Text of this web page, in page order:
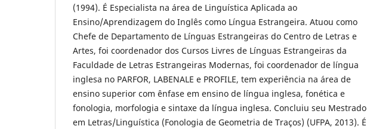
(1994). É Especialista na área de Linguística Aplicada ao
Ensino/Aprendizagem do Inglês como Língua Estrangeira. Atuou como
Chefe de Departamento de Línguas Estrangeiras do Centro de Letras e
Artes, foi coordenador dos Cursos Livres de Línguas Estrangeiras da
Faculdade de Letras Estrangeiras Modernas, foi coordenador de língua
inglesa no PARFOR, LABENALE e PROFILE, tem experiência na área de
ensino superior com ênfase em ensino de língua inglesa, fonética e
fonologia, morfologia e sintaxe da língua inglesa. Concluiu seu Mestrado
em Letras/Linguística (Fonologia de Geometria de Traços) (UFPA, 2013). É